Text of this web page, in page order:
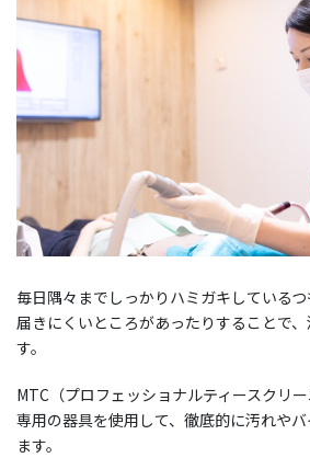
毎日隅々までしっかりハミガキしている
届きにくいところがあったりすることで
す。
MTC（プロフェッショナルティースクリ
専用の器具を使用して、徹底的に汚れや
ます。